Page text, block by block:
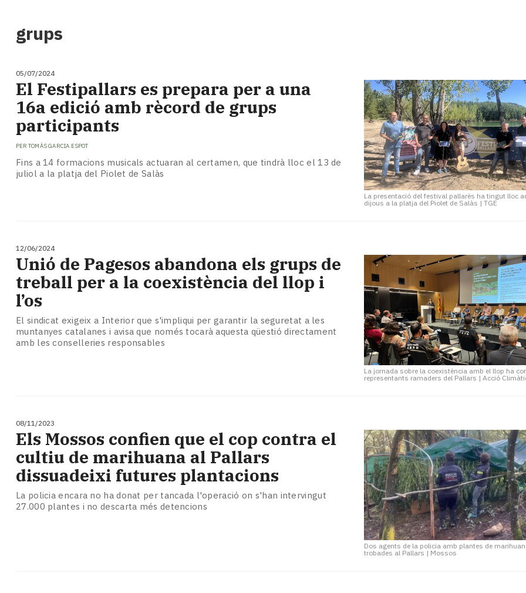
Cultura
tant!
TV
i
mitjans
El
temps
Reportatges
Entrevistes
teva!
Subscriptors
La
newsletter
del
Pallars
Contingut
patrocinat
grups
05/07/2024
La presentació del festival pallarès ha tingut lloc
dijous a la platja del Piolet de Salàs |TGE
El Festipallars es prepara per a una
16a edició amb rècord de grups
participants
PER TOMÀS GARCIA ESPOT
Fins a 14 formacions musicals actuaran al certamen, que tindrà lloc el 13 de
juliol a la platja del Piolet de Salàs
12/06/2024
La jornada sobre la coexistència amb el llop ha
representants ramaders del Pallars |Acció
Unió de Pagesos abandona els grups de
treball per a la coexistència del llop i
l’os
El sindicat exigeix a Interior que s'impliqui per garantir la seguretat a les
muntanyes catalanes i avisa que només tocarà aquesta qüestió directament
amb les conselleries responsables
08/11/2023
Dos agents de la policia amb plantes de
trobades al Pallars | Mossos
Els Mossos confien que el cop contra el
cultiu de marihuana al Pallars
dissuadeixi futures plantacions
La policia encara no ha donat per tancada l'operació on s'han intervingut
27.000 plantes i no descarta més detencions